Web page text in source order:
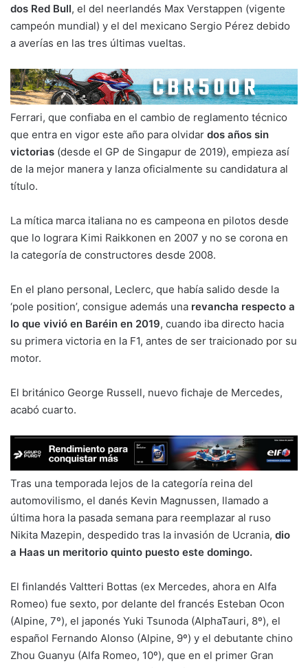
dos Red Bull, el del neerlandés Max Verstappen (vigente
campeón mundial) y el del mexicano Sergio Pérez debido
a averías en las tres últimas vueltas.
Ferrari, que confiaba en el cambio de reglamento técnico
que entra en vigor este año para olvidar dos años sin
victorias (desde el GP de Singapur de 2019), empieza así
de la mejor manera y lanza oficialmente su candidatura al
título.
La mítica marca italiana no es campeona en pilotos desde
que lo lograra Kimi Raikkonen en 2007 y no se corona en
la categoría de constructores desde 2008.
En el plano personal, Leclerc, que había salido desde la
‘pole position’, consigue además una revancha respecto a
lo que vivió en Baréin en 2019, cuando iba directo hacia
su primera victoria en la F1, antes de ser traicionado por su
motor.
El británico George Russell, nuevo fichaje de Mercedes,
acabó cuarto.
Tras una temporada lejos de la categoría reina del
automovilismo, el danés Kevin Magnussen, llamado a
última hora la pasada semana para reemplazar al ruso
Nikita Mazepin, despedido tras la invasión de Ucrania, dio
a Haas un meritorio quinto puesto este domingo.
El finlandés Valtteri Bottas (ex Mercedes, ahora en Alfa
Romeo) fue sexto, por delante del francés Esteban Ocon
(Alpine, 7º), el japonés Yuki Tsunoda (AlphaTauri, 8º), el
español Fernando Alonso (Alpine, 9º) y el debutante chino
Zhou Guanyu (Alfa Romeo, 10º), que en el primer Gran